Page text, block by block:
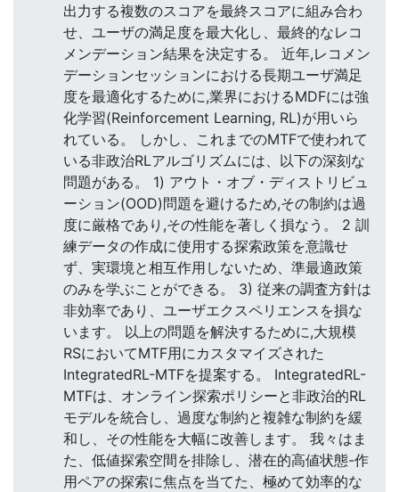
出力する複数のスコアを最終スコアに組み合わ
せ、ユーザの満足度を最大化し、最終的なレコ
メンデーション結果を決定する。 近年,レコメン
デーションセッションにおける長期ユーザ満足
度を最適化するために,業界におけるMDFには強
化学習(Reinforcement Learning, RL)が用いら
れている。 しかし、これまでのMTFで使われて
いる非政治RLアルゴリズムには、以下の深刻な
問題がある。 1) アウト・オブ・ディストリビュ
ーション(OOD)問題を避けるため,その制約は過
度に厳格であり,その性能を著しく損なう。 2 訓
練データの作成に使用する探索政策を意識せ
ず、実環境と相互作用しないため、準最適政策
のみを学ぶことができる。 3) 従来の調査方針は
非効率であり、ユーザエクスペリエンスを損な
います。 以上の問題を解決するために,大規模
RSにおいてMTF用にカスタマイズされた
IntegratedRL-MTFを提案する。 IntegratedRL-
MTFは、オンライン探索ポリシーと非政治的RL
モデルを統合し、過度な制約と複雑な制約を緩
和し、その性能を大幅に改善します。 我々はま
た、低値探索空間を排除し、潜在的高値状態-作
用ペアの探索に焦点を当てた、極めて効率的な